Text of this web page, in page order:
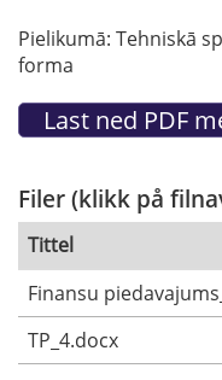
Pielikumā: Tehniskā
forma
Filer (klikk på
Tittel
Finansu
TP_4.docx